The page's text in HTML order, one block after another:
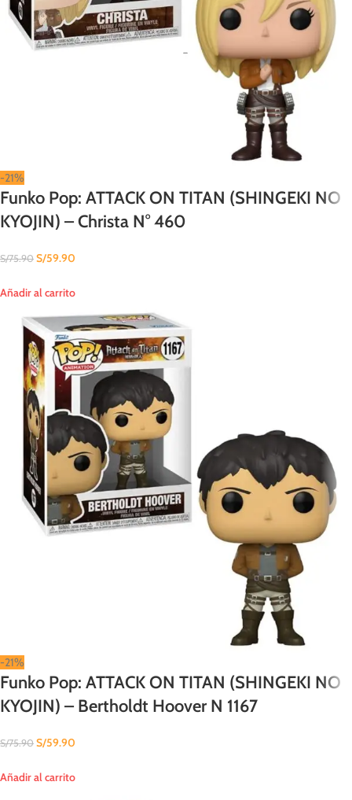
-21%
Funko Pop: ATTACK ON TITAN (SHINGEKI NO
KYOJIN) – Christa N° 460
S/75.90 S/59.90
Añadir al carrito
-21%
Funko Pop: ATTACK ON TITAN (SHINGEKI NO
KYOJIN) – Bertholdt Hoover N 1167
S/75.90 S/59.90
Añadir al carrito